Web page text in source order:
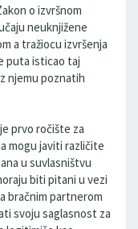
o izvršnom
neuknjižene
a tražiocu izvršenja
puta isticao taj
njemu poznatih
prvo ročište za
mogu javiti različite
u suvlasništvu
biti pitani u vezi
bračnim partnerom
svoju saglasnost za